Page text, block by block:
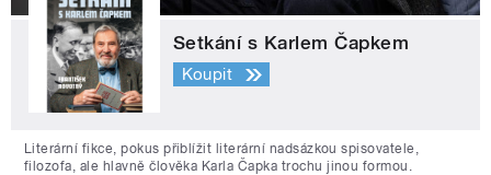
Setkání s Karlem Čapkem
Koupit
Literární fikce, pokus přiblížit literární nadsázkou spisovatele,
filozofa, ale hlavně člověka Karla Čapka trochu jinou formou.